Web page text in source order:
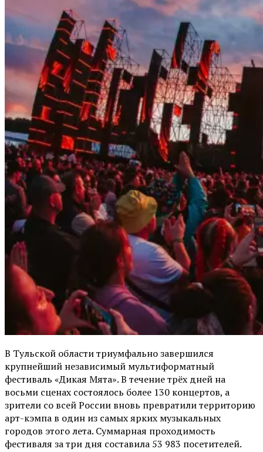
В Тульской области триумфально завершился
крупнейший независимый мультиформатный
фестиваль «Дикая Мята». В течение трёх дней на
восьми сценах состоялось более 130 концертов, а
зрители со всей России вновь превратили территорию
арт-кэмпа в один из самых ярких музыкальных
городов этого лета. Суммарная проходимость
фестиваля за три дня составила 53 983 посетителей.